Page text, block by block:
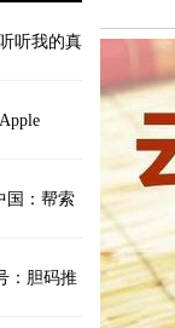
听我的真
陆推出
国：帮索
：胆码推